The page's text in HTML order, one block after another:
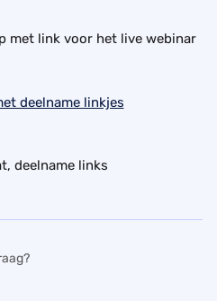
met link voor het live webinar
deelname links